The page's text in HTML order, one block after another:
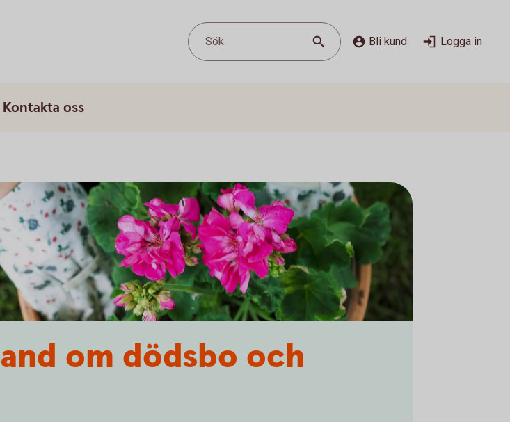
Sök Bli kund Logga in
Kontakta oss
om dödsbo och